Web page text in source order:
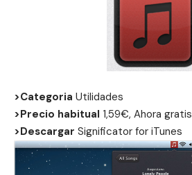
>Categoria Utilidades
>Precio habitual 1,59€, Ahora gratis
>Descargar Significator for iTunes